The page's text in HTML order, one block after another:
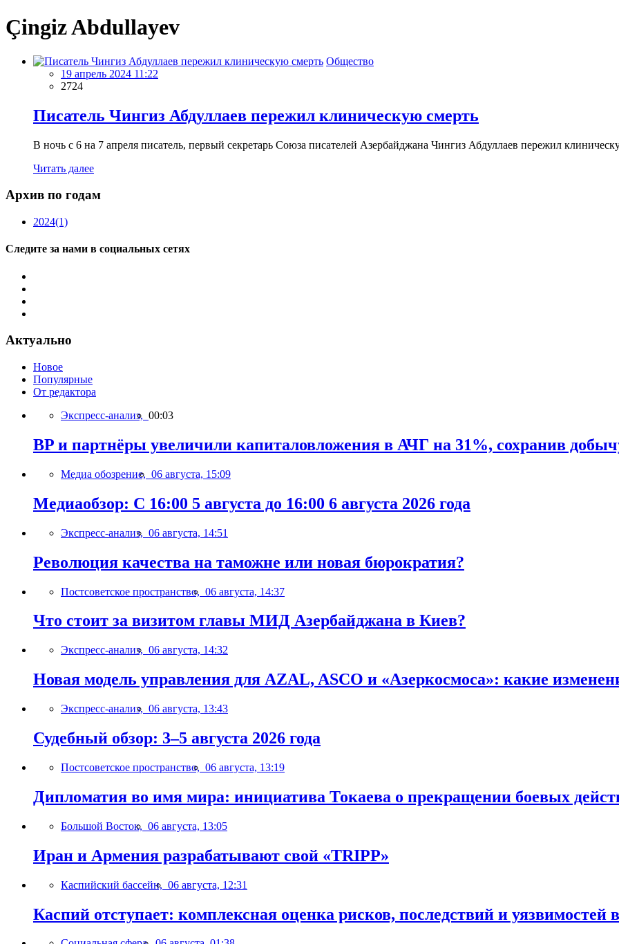
Çingiz Abdullayev
Общество
19 апрель 2024 11:22
2724
Писатель Чингиз Абдуллаев пережил клиническую смерть
В ночь с 6 на 7 апреля писатель, первый секретарь Союза писателей Азербайджана Чингиз Абдуллаев пережил
Читать далее
Архив по годам
2024(1)
Следите за нами в социальных сетях
Актуально
Новое
Популярные
От редактора
Экспресс-анализ, 00:03
BP и партнёры увеличили капиталовложения в АЧГ на 31%, сохранив
Медиа обозрение, 06 августа, 15:09
Медиаобзор: С 16:00 5 августа до 16:00 6 августа 2026 года
Экспресс-анализ, 06 августа, 14:51
Революция качества на таможне или новая бюрократия?
Постсоветское пространство, 06 августа, 14:37
Что стоит за визитом главы МИД Азербайджана в Киев?
Экспресс-анализ, 06 августа, 14:32
Новая модель управления для AZAL, ASCO и «Азеркосмоса»: какие
Экспресс-анализ, 06 августа, 13:43
Судебный обзор: 3–5 августа 2026 года
Постсоветское пространство, 06 августа, 13:19
Дипломатия во имя мира: инициатива Токаева о прекращении боевых
Большой Восток, 06 августа, 13:05
Иран и Армения разрабатывают свой «TRIPP»
Каспийский бассейн, 06 августа, 12:31
Каспий отступает: комплексная оценка рисков, последствий и уязвимостей